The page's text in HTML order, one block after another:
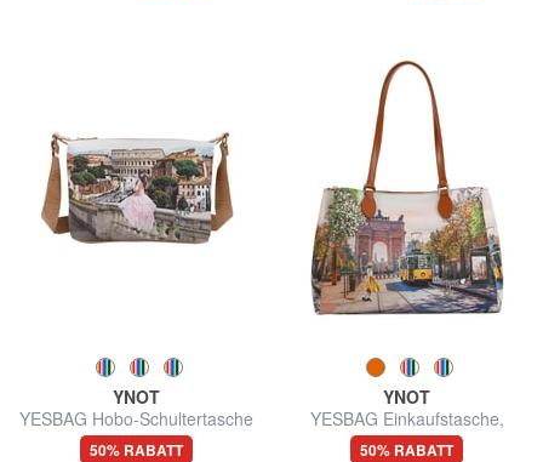
YNOT
YESBAG Hobo-Schultertasche
50% RABATT
YNOT
YESBAG Einkaufstasche,
Umhängetasche
50% RABATT